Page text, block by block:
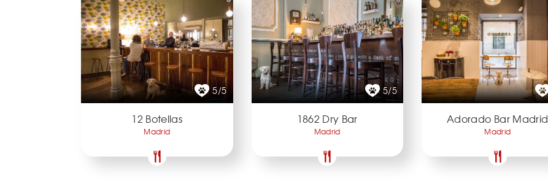
5/5
12 Botellas
Madrid
5/5
1862 Dry Bar
Madrid
Adorado Bar Madrid
Madrid